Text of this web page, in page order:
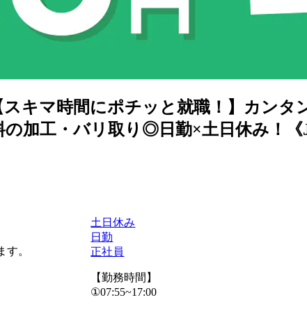
スキマ時間にポチッと就職！】カン
加工・バリ取り◎日勤×土日休み！《
。
土日休み
日勤
正社員
【勤務時間】
①07:55~17:00